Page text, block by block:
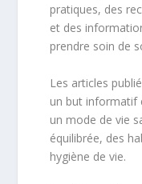
pratiques, des
et des
prendre soin de
Les articles
un but informatif
un mode de vie
équilibrée, des
hygiène de vie.